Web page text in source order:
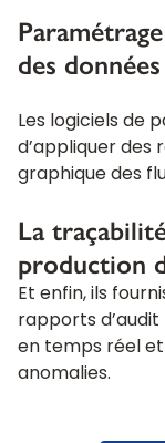
des données
Les logiciels de
d’appliquer des
graphique des
La
production
Et enfin, ils
rapports
en temps réel
anomalies.